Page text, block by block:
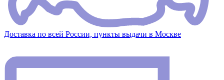
Доставка по всей России, пункты выдачи в Москве